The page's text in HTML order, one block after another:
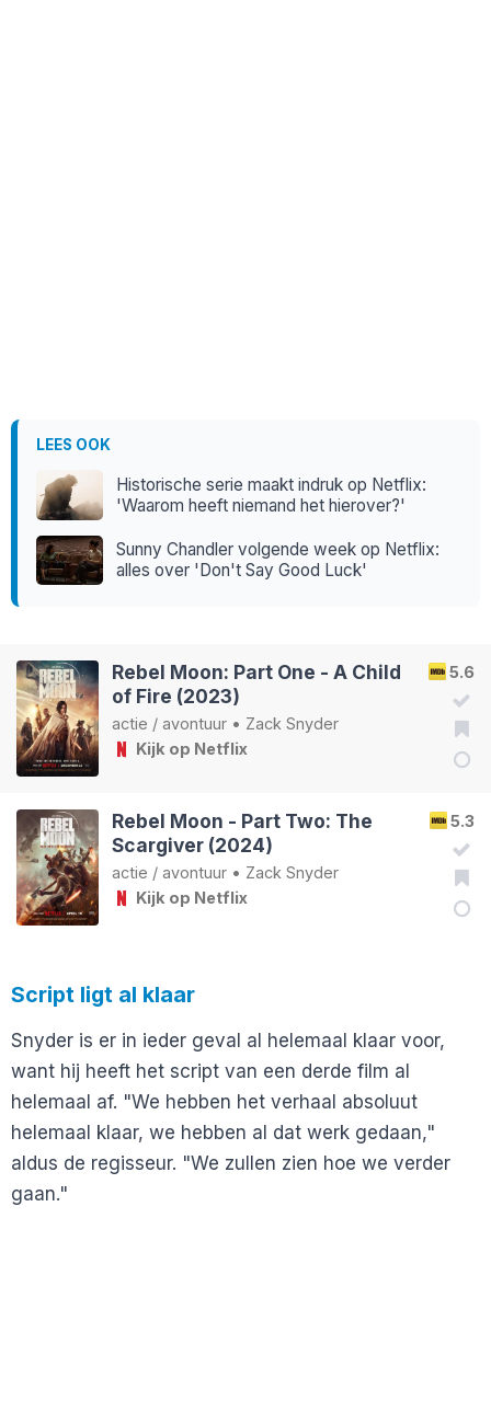
LEES OOK
Historische serie maakt indruk op Netflix:
'Waarom heeft niemand het hierover?'
Sunny Chandler volgende week op Netflix:
alles over 'Don't Say Good Luck'
5.6
Rebel Moon: Part One - A Child
of Fire (2023)
actie / avontuur • Zack Snyder
Kijk op Netflix
5.3
Rebel Moon - Part Two: The
Scargiver (2024)
actie / avontuur • Zack Snyder
Kijk op Netflix
Script ligt al klaar
Snyder is er in ieder geval al helemaal klaar voor,
want hij heeft het script van een derde film al
helemaal af. "We hebben het verhaal absoluut
helemaal klaar, we hebben al dat werk gedaan,"
aldus de regisseur. "We zullen zien hoe we verder
gaan."